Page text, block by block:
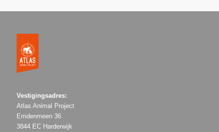
Vestigingsadres:
Atlas Animal Project
Emdenmeen 36
3844 EC Harderwijk